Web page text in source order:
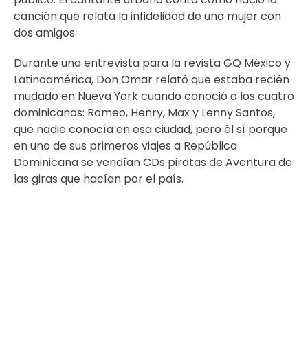
canción que relata la infidelidad de una mujer con
dos amigos.
Durante una entrevista para la revista GQ México y
Latinoamérica, Don Omar relató que estaba recién
mudado en Nueva York cuando conoció a los cuatro
dominicanos: Romeo, Henry, Max y Lenny Santos,
que nadie conocía en esa ciudad, pero él sí porque
en uno de sus primeros viajes a República
Dominicana se vendían CDs piratas de Aventura de
las giras que hacían por el país.